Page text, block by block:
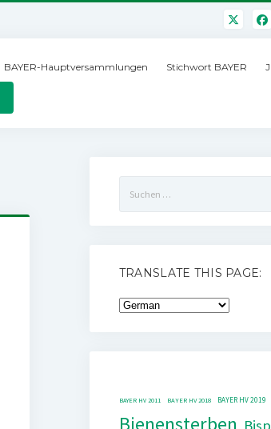
BAYER-Hauptversammlungen Stichwort BAYER
nach:
TRANSLATE THIS PAGE:
BAYER HV 2011 BAYER HV 2018 BAYER HV 2019
Bienensterben